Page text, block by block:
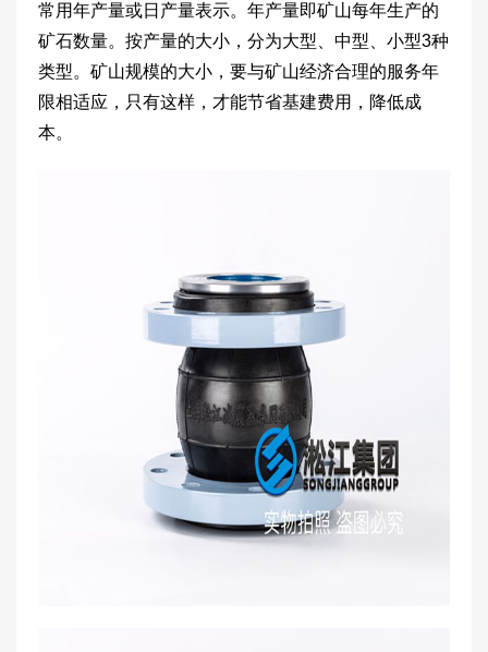
常用年产量或日产量表示。年产量即矿山每年生产的
矿石数量。按产量的大小，分为大型、中型、小型3种
类型。矿山规模的大小，要与矿山经济合理的服务年
限相适应，只有这样，才能节省基建费用，降低成
本。